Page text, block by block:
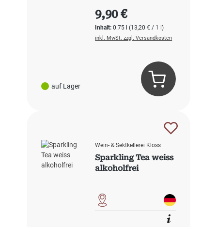
auf Lager
Inhalt:0.75 l(13,20 € / 1 l)
Regulärer Preis:
9,90 €
inkl. MwSt. zzgl. Versandkosten
Wein- & Sektkellerei Kloss
Sparkling Tea weiss
alkoholfrei